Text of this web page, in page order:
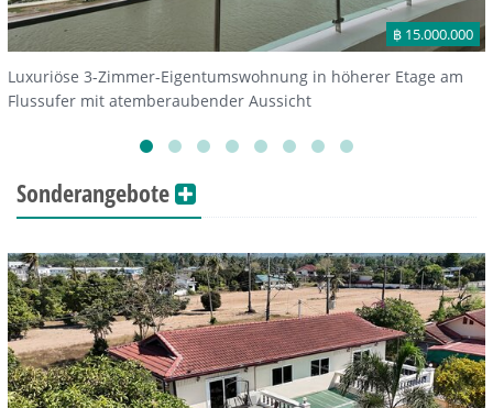
฿ 15.000.000
Luxuriöse 3-Zimmer-Eigentumswohnung in höherer Etage am
Flussufer mit atemberaubender Aussicht
Sonderangebote